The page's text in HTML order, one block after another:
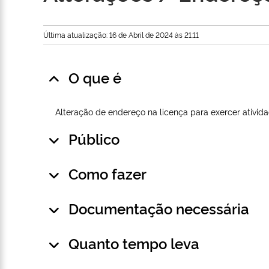
Última atualização: 16 de Abril de 2024 às 21:11
O que é
Alteração de endereço na licença para exercer
Público
Como fazer
Documentação necessária
Quanto tempo leva